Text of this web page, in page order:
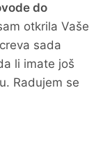
do
otkrila Vaše
sada
li imate još
Radujem se